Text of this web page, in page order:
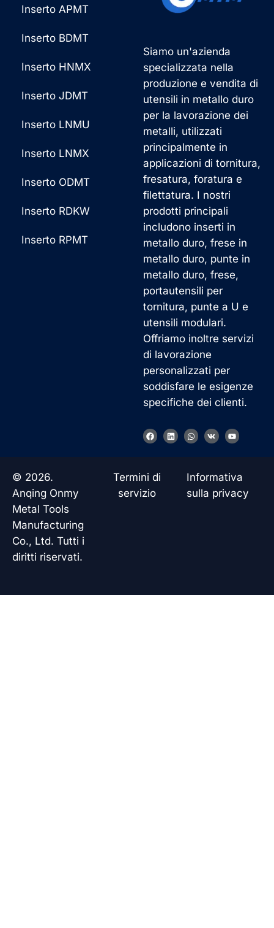
Siamo un'azienda
specializzata nella
produzione e vendita di
utensili in metallo duro
per la lavorazione dei
metalli, utilizzati
principalmente in
applicazioni di tornitura,
fresatura, foratura e
filettatura. I nostri
prodotti principali
includono inserti in
metallo duro, frese in
metallo duro, punte in
metallo duro, frese,
portautensili per
tornitura, punte a U e
utensili modulari.
Offriamo inoltre servizi
di lavorazione
personalizzati per
soddisfare le esigenze
specifiche dei clienti.
F
a
o
L
i
W
h
p
V
k
Y
o
e
Inserto APMT
Inserto BDMT
Inserto HNMX
Inserto JDMT
Inserto LNMU
Inserto LNMX
Inserto ODMT
Inserto RDKW
Inserto RPMT
© 2026.
Anqing Onmy
Metal Tools
Manufacturing
Co., Ltd. Tutti i
diritti riservati.
Termini di
servizio
Informativa
sulla privacy